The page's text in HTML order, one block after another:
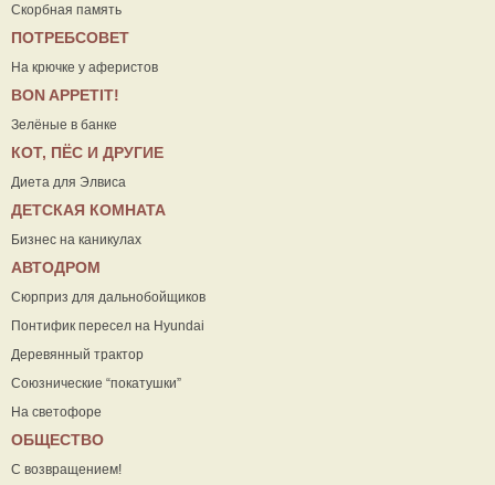
Скорбная память
ПОТРЕБСОВЕТ
На крючке у аферистов
ВON APPETIT!
Зелёные в банке
КОТ, ПЁС И ДРУГИЕ
Диета для Элвиса
ДЕТСКАЯ КОМНАТА
Бизнес на каникулах
АВТОДРОМ
Сюрприз для дальнобойщиков
Понтифик пересел на Hyundai
Деревянный трактор
Союзнические “покатушки”
На светофоре
ОБЩЕСТВО
С возвращением!